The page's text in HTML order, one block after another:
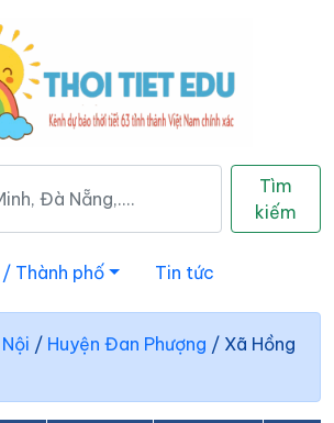
Tìm
kiếm
Thành phố Tin tức
/ Huyện Đan Phượng / Xã Hồng